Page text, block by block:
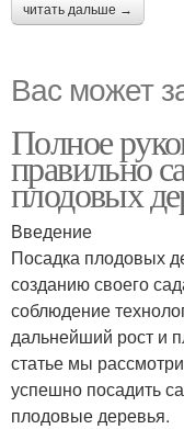
читать дальше →
Вас может
Полное
правильно
плодовых
Введение
Посадка плодовых
созданию своего
соблюдение
дальнейший рост и
статье мы
успешно посадить
плодовые деревья.